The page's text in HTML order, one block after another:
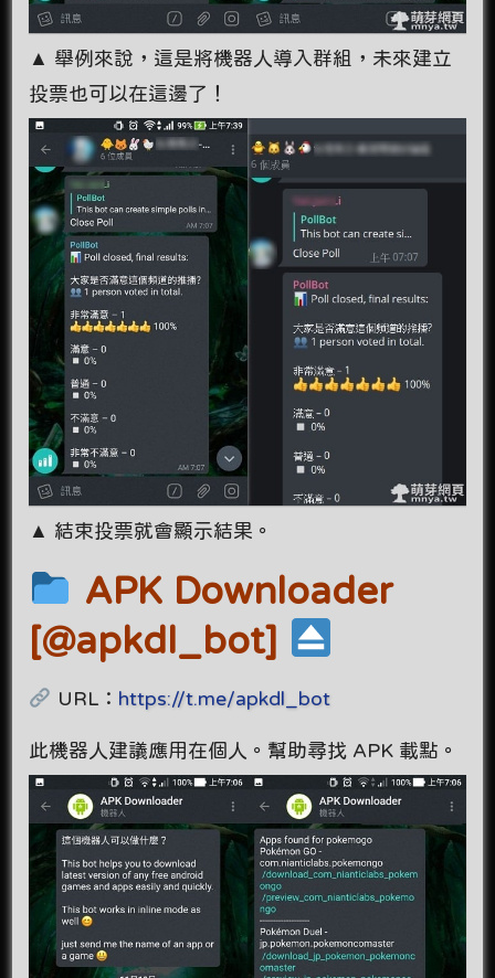
▲ 舉例來說，這是將機器人導入群組，未來建立
投票也可以在這邊了！
▲ 結束投票就會顯示結果。
APK Downloader
[@apkdl_bot]
URL： https://t.me/apkdl_bot
此機器人建議應用在個人。幫助尋找 APK 載點。